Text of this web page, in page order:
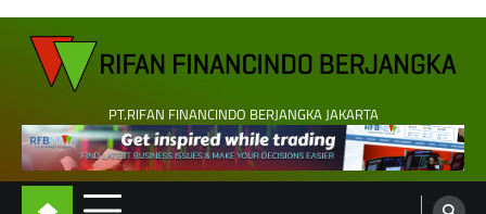
Skip
content
PT.RIFAN FINANCINDO BERJANGKA JAKARTA